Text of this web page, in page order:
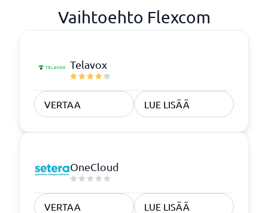
Vaihtoehto Flexcom
Telavox
VERTAA LUE LISÄÄ
OneCloud
VERTAA LUE LISÄÄ